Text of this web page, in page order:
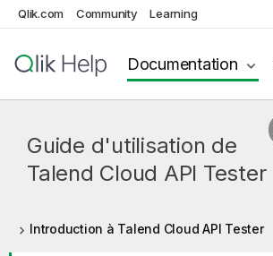
Qlik.com Community Learning
Documentation
Guide d'utilisation de
Talend Cloud API Tester
Introduction à Talend Cloud API Tester